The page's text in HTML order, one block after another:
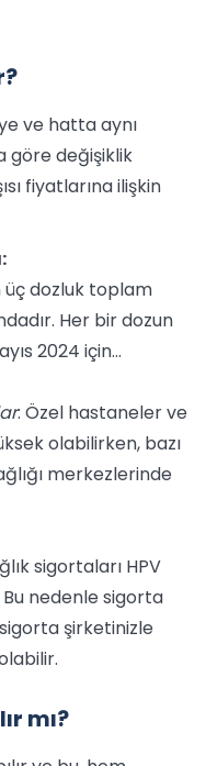
ve hatta aynı
göre değişiklik
fiyatlarına ilişkin
üç dozluk toplam
Her bir dozun
2024 için...
: Özel hastaneler ve
olabilirken, bazı
merkezlerinde
sigortaları HPV
Bu nedenle sigorta
şirketinizle
mı?